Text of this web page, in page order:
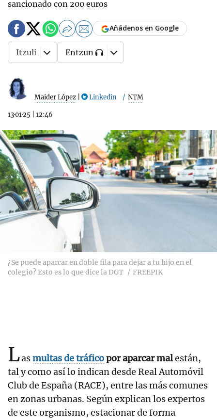
sancionado con 200 euros
Maider López Linkedin NTM
13·01·25 12:46
Añádenos en Google
Itzuli Entzun
¿Se puede aparcar en doble fila para dejar a tu hijo en el
colegio? Esto es lo que dice la DGT
FREEPIK
Lasmultas de tráficopor aparcar malestán,
tal y como así lo indican desde Real Automóvil
Club de España (RACE), entre las más comunes
en zonas urbanas. Según explican los expertos
de este organismo, estacionar de forma